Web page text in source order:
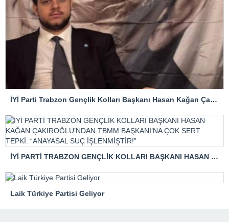
İYİ Parti Trabzon Gençlik Kolları Başkanı Hasan Kağan Çakıroğlu’ndan Mattia Ahmet Minguzzi Davasına Tepki
İYİ PARTİ TRABZON GENÇLİK KOLLARI BAŞKANI HASAN KAĞAN ÇAKIROĞLU’NDAN TBMM BAŞKANI’NA ÇOK SERT TEPKİ: “ANAYASAL SUÇ İŞLENMİŞTİR!”
Laik Türkiye Partisi Geliyor